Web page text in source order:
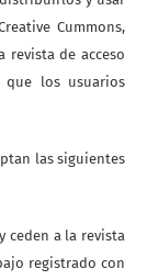
Cummons,
revista de acceso
los usuarios
las siguientes
ceden a la revista
registrado con